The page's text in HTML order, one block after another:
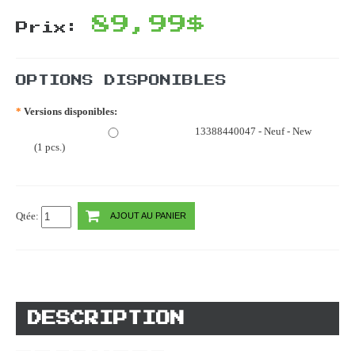
Prix: 89,99$
OPTIONS DISPONIBLES
* Versions disponibles:
13388440047 - Neuf - New
(1 pcs.)
Qtée: AJOUT AU PANIER
DESCRIPTION